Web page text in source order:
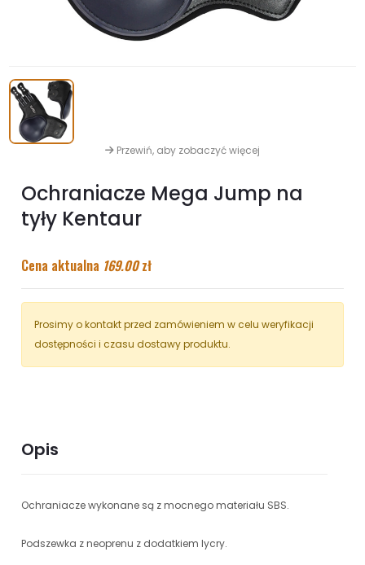
Przewiń, aby zobaczyć więcej
Ochraniacze Mega Jump na
tyły Kentaur
Cena aktualna 169.00zł
Prosimy o kontakt przed zamówieniem w celu weryfikacji
dostępności i czasu dostawy produktu.
Opis
Ochraniacze wykonane są z mocnego materiału SBS.
Podszewka z neoprenu z dodatkiem lycry.